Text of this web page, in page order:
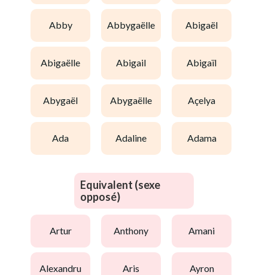
abby abbygaëlle abigaël
abigaëlle abigail abigaïl
abygaël abygaëlle açelya
ada adaline adama
Equivalent (sexe
opposé)
artur anthony amani
alexandru aris ayron